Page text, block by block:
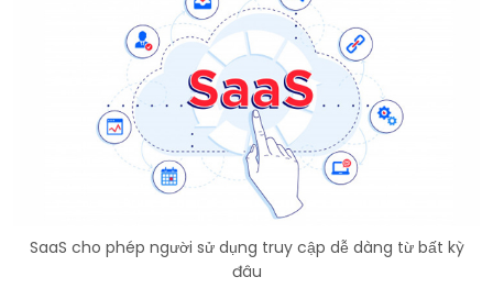
SaaS cho phép người sử dụng truy cập dễ dàng từ bất kỳ
đâu